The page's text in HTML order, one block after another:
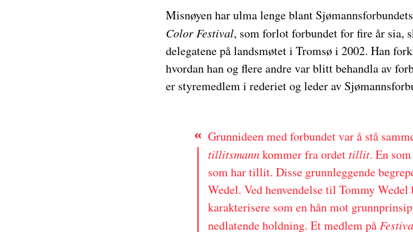
Misnøyen har ulma lenge blant
Color Festival, som forlot forbundet for fire år sia,
delegatene på landsmøtet i Tromsø i 2002. Han
hvordan han og flere andre var blitt behandla av
er styremedlem i rederiet og leder av
Grunnideen med forbundet var å stå
tillitsmannkommer fra ordettillit. En
som har tillit. Disse grunnleggende
Wedel. Ved henvendelse til Tommy
karakterisere som en hån mot
nedlatende holdning. Et medlem på